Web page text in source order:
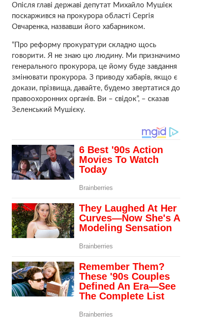
Опісля главі державі депутат Михайло Мушієк
поскаржився на прокурора області Сергія
Овчаренка, назвавши його хабарником.
“Про реформу прокуратури складно щось
говорити. Я не знаю цю людину. Ми призначимо
генерального прокурора, це йому буде завдання
змінювати прокурора. З приводу хабарів, якщо є
докази, прізвища, давайте, будемо звертатися до
правоохоронних органів. Ви – свідок”, – сказав
Зеленський Мушієку.